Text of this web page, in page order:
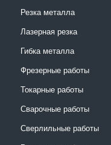
Резка металла
Лазерная резка
Гибка металла
Фрезерные работы
Токарные работы
Сварочные работы
Сверлильные работы